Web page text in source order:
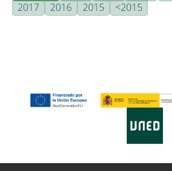
2017
2016 2015 <2015